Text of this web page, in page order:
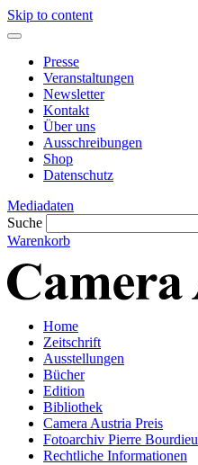
Skip to content
Presse
Veranstaltungen
Newsletter
Kontakt
Über uns
Ausschreibungen
Shop
Datenschutz
Mediadaten
Suche
Warenkorb
Home
Zeitschrift
Ausstellungen
Bücher
Edition
Bibliothek
Camera Austria Preis
Fotoarchiv Pierre Bourdieu
Rechtliche Informationen